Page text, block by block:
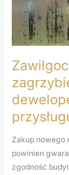
Zakup nowego
powinien
zgodność
od
dewelopera
–
jakie
przysługują
właścicielowi?